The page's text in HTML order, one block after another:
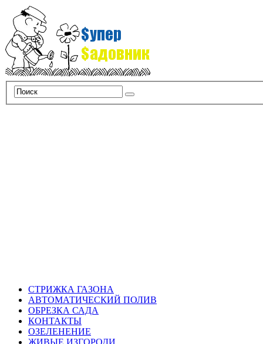
СТРИЖКА ГАЗОНА
АВТОМАТИЧЕСКИЙ ПОЛИВ
ОБРЕЗКА САДА
КОНТАКТЫ
ОЗЕЛЕНЕНИЕ
ЖИВЫЕ ИЗГОРОДИ